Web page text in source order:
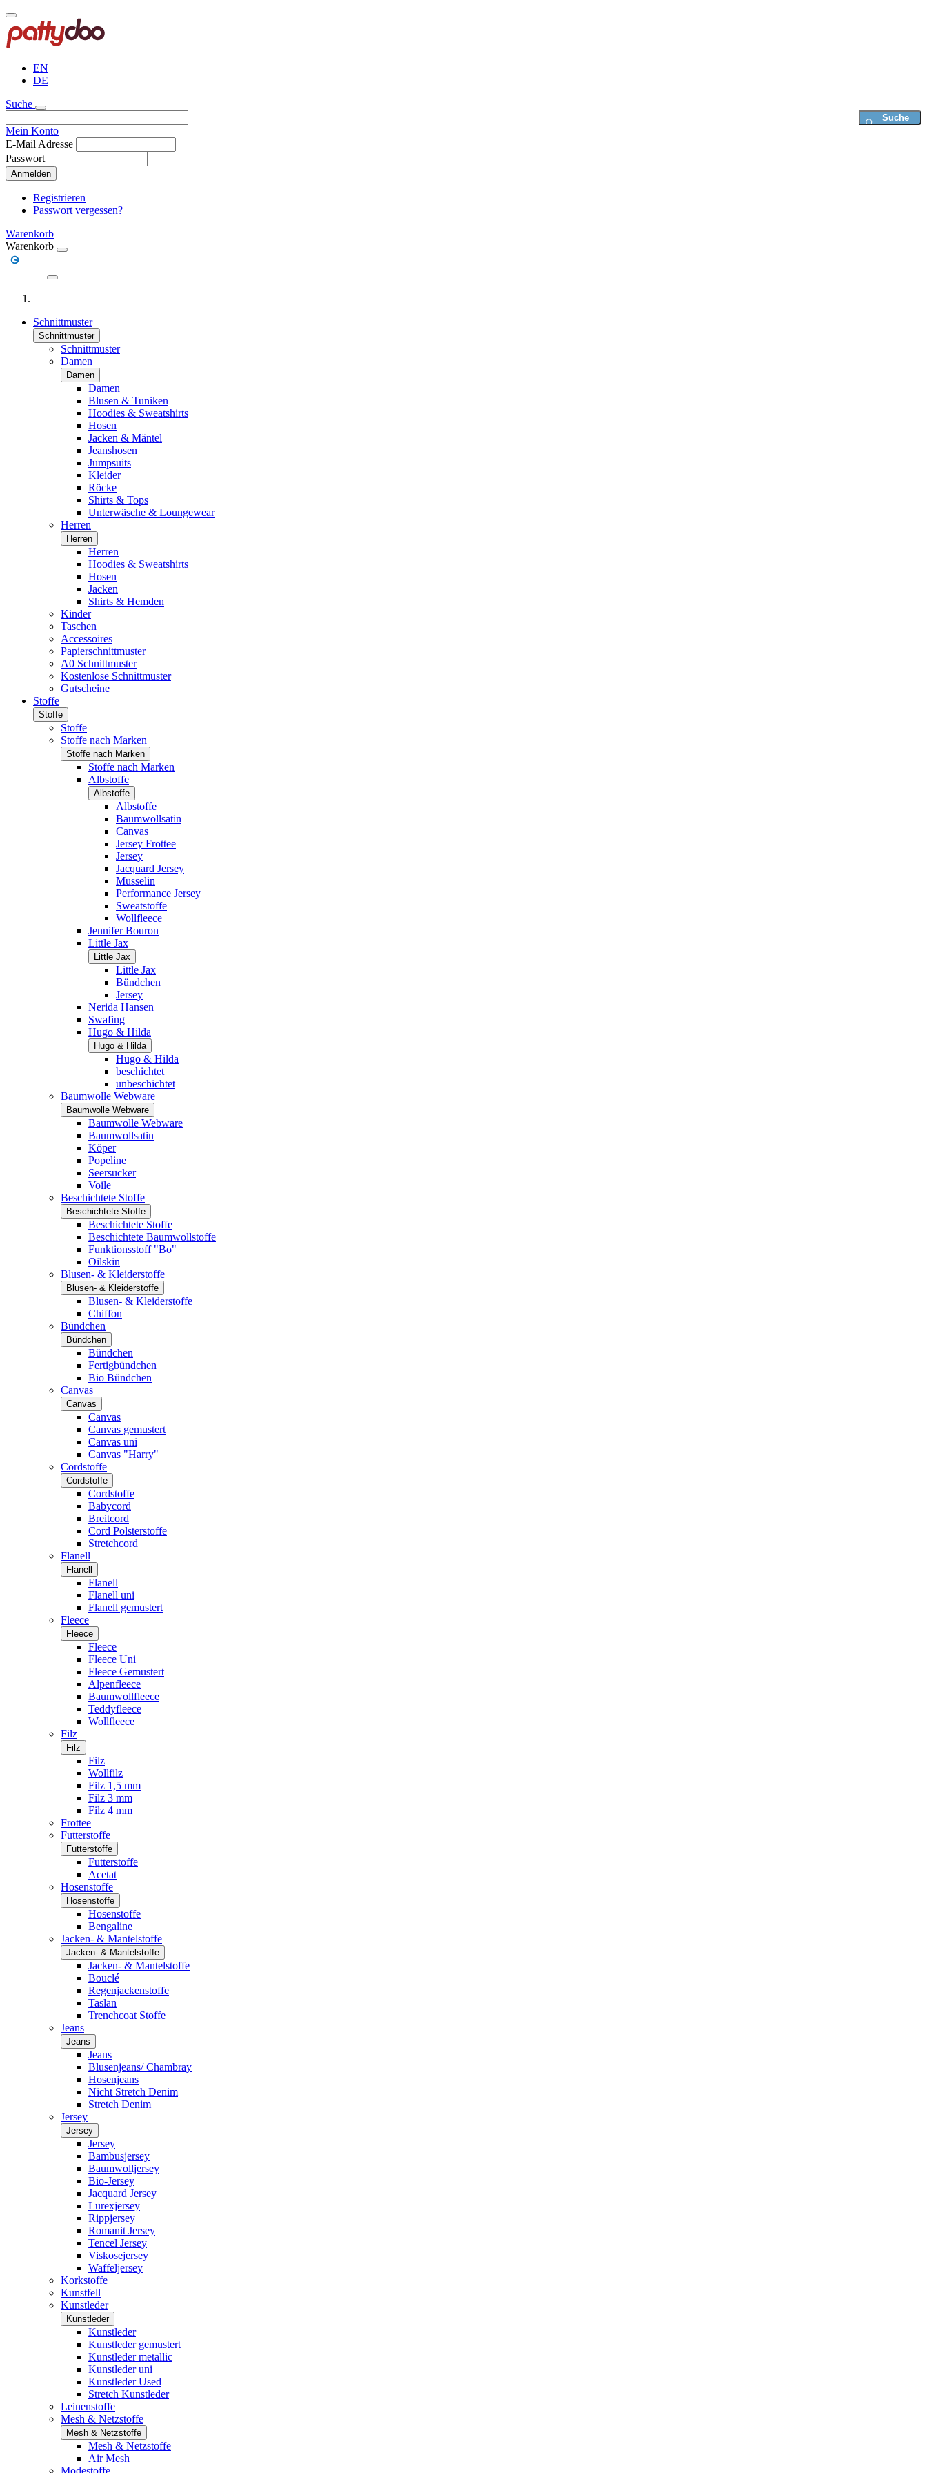
Direkt
zum
Inhalt
EN
DE
Suche
Mein Konto
E-Mail Adresse
Passwort
Anmelden
Registrieren
Passwort vergessen?
Warenkorb
Warenkorb
Schnittmuster
Schnittmuster
Schnittmuster
Damen
Damen
Damen
Blusen & Tuniken
Hoodies & Sweatshirts
Hosen
Jacken & Mäntel
Jeanshosen
Jumpsuits
Kleider
Röcke
Shirts & Tops
Unterwäsche & Loungewear
Herren
Herren
Herren
Hoodies & Sweatshirts
Hosen
Jacken
Shirts & Hemden
Kinder
Taschen
Accessoires
Papierschnittmuster
A0 Schnittmuster
Kostenlose Schnittmuster
Gutscheine
Stoffe
Stoffe
Stoffe
Stoffe nach Marken
Stoffe nach Marken
Stoffe nach Marken
Albstoffe
Albstoffe
Albstoffe
Baumwollsatin
Canvas
Jersey Frottee
Jersey
Jacquard Jersey
Musselin
Performance Jersey
Sweatstoffe
Wollfleece
Jennifer Bouron
Little Jax
Little Jax
Little Jax
Bündchen
Jersey
Nerida Hansen
Swafing
Hugo & Hilda
Hugo & Hilda
Hugo & Hilda
beschichtet
unbeschichtet
Baumwolle Webware
Baumwolle Webware
Baumwolle Webware
Baumwollsatin
Köper
Popeline
Seersucker
Voile
Beschichtete Stoffe
Beschichtete Stoffe
Beschichtete Stoffe
Beschichtete Baumwollstoffe
Funktionsstoff "Bo"
Oilskin
Blusen- & Kleiderstoffe
Blusen- & Kleiderstoffe
Blusen- & Kleiderstoffe
Chiffon
Bündchen
Bündchen
Bündchen
Fertigbündchen
Bio Bündchen
Canvas
Canvas
Canvas
Canvas gemustert
Canvas uni
Canvas "Harry"
Cordstoffe
Cordstoffe
Cordstoffe
Babycord
Breitcord
Cord Polsterstoffe
Stretchcord
Flanell
Flanell
Flanell
Flanell uni
Flanell gemustert
Fleece
Fleece
Fleece
Fleece Uni
Fleece Gemustert
Alpenfleece
Baumwollfleece
Teddyfleece
Wollfleece
Filz
Filz
Filz
Wollfilz
Filz 1,5 mm
Filz 3 mm
Filz 4 mm
Frottee
Futterstoffe
Futterstoffe
Futterstoffe
Acetat
Hosenstoffe
Hosenstoffe
Hosenstoffe
Bengaline
Jacken- & Mantelstoffe
Jacken- & Mantelstoffe
Jacken- & Mantelstoffe
Bouclé
Regenjackenstoffe
Taslan
Trenchcoat Stoffe
Jeans
Jeans
Jeans
Blusenjeans/ Chambray
Hosenjeans
Nicht Stretch Denim
Stretch Denim
Jersey
Jersey
Jersey
Bambusjersey
Baumwolljersey
Bio-Jersey
Jacquard Jersey
Lurexjersey
Rippjersey
Romanit Jersey
Tencel Jersey
Viskosejersey
Waffeljersey
Korkstoffe
Kunstfell
Kunstleder
Kunstleder
Kunstleder
Kunstleder gemustert
Kunstleder metallic
Kunstleder uni
Kunstleder Used
Stretch Kunstleder
Leinenstoffe
Mesh & Netzstoffe
Mesh & Netzstoffe
Mesh & Netzstoffe
Air Mesh
Modestoffe